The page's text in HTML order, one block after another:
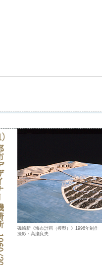
磯崎新《海市計画（模型）》1996年制作
撮影：高瀬良夫